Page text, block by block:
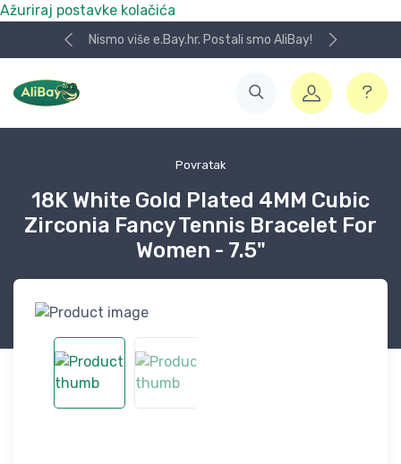
Ažuriraj postavke kolačića
Nismo više e.Bay.hr. Postali smo AliBay!
Povratak
18K White Gold Plated 4MM Cubic
Zirconia Fancy Tennis Bracelet For
Women - 7.5"